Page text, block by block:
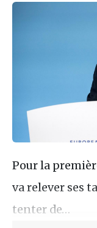
Pour la
va relever ses
tenter de…